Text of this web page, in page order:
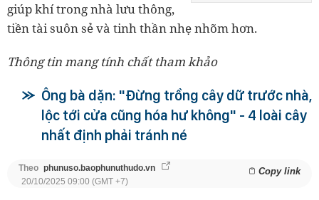
giúpkhí trong nhà lưu thông,
tiền tài suôn sẻ và tinh thần nhẹ nhõm hơn.
Thông tin mang tính chất tham khảo
Ông bà dặn: "Đừng trồng cây dữ trước nhà,
lộc tới cửa cũng hóa hư không" - 4 loài cây
nhất định phải tránh né
Theo phunuso.baophunuthudo.vn Copy link
20/10/2025 09:00 (GMT +7)